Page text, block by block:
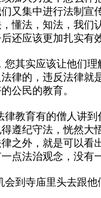
又集中进行法制宣
懂法，知法，我们
还应该更加扎实有
您其实应该让他们
律的，违反法律就
公民的教育。
律教育有的僧人讲
遵纪守法，恍然大
之外，就是可以看
点法治观念，没有
会到寺庙里头去跟